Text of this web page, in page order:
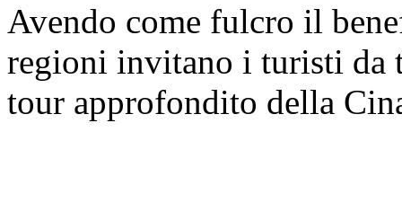
Avendo come fulcro il
regioni invitano i turisti da
tour approfondito della